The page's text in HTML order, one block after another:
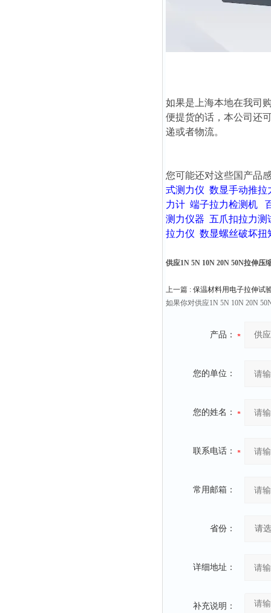
如果是上海本地在我司
便提货的话，本公司还
递或者物流。
您可能还对这些国产品
式测力仪 数显手动推拉
力计 端子拉力检测机
测力仪器 五爪扣拉力测
拉力仪 数显螺丝破坏扭
供应1N 5N 10N 20N 50N拉伸压
上一篇 : 保温材料用电子拉伸试
如果你对供应1N 5N 10N 20N
产品：
您的单位：
您的姓名：
联系电话：
常用邮箱：
省份：
详细地址：
补充说明：